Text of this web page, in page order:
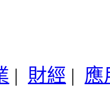
| 財經 | 應